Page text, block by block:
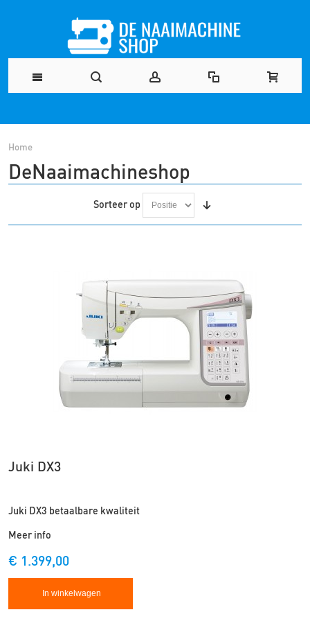
Home
DeNaaimachineshop
Sorteer op
Juki DX3
Juki DX3 betaalbare kwaliteit
Meer info
€ 1.399,00
In winkelwagen